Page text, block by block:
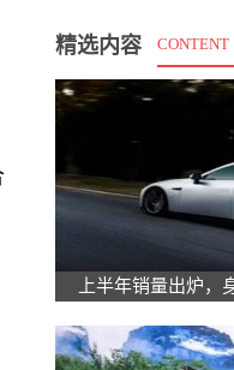
精选内容 CONTENT
上半年销量出炉，